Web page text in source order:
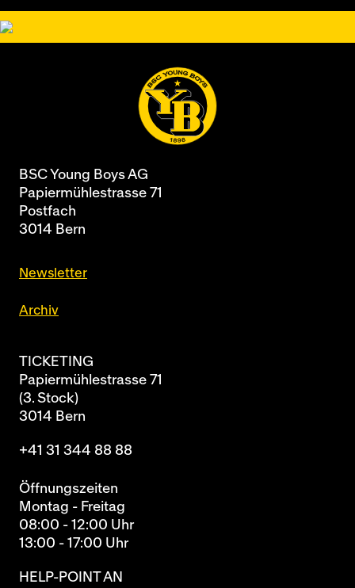
BSC Young Boys AG
Papiermühlestrasse 71
Postfach
3014 Bern
Newsletter
Archiv
TICKETING
Papiermühlestrasse 71
(3. Stock)
3014 Bern
+41 31 344 88 88
Öffnungszeiten
Montag - Freitag
08:00 - 12:00 Uhr
13:00 - 17:00 Uhr
HELP-POINT AN